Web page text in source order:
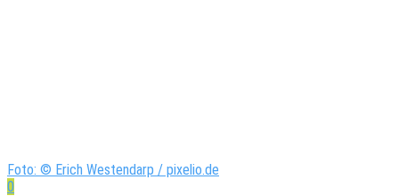
Foto: © Erich Westendarp / pixelio.de
0